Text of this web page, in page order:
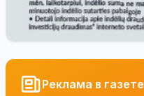
Реклама в газете